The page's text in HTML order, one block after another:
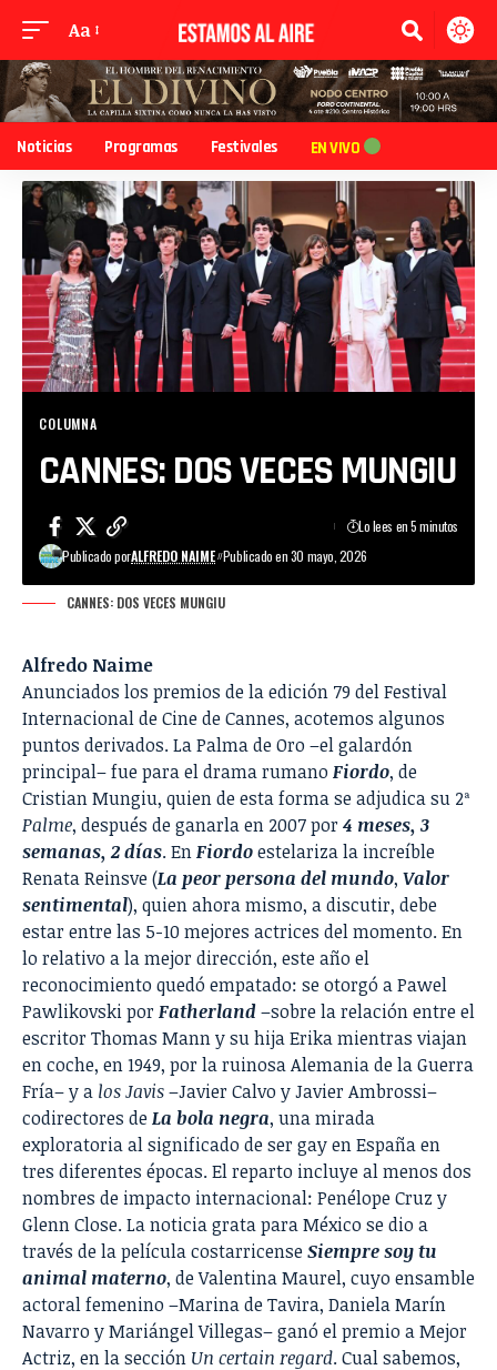
Aa
Noticias Programas Festivales EN VIVO
COLUMNA
CANNES: DOS VECES MUNGIU
Publicado porALFREDO NAIME Publicado en 30 mayo, 2026
Lo lees en 5 minutos
CANNES: DOS VECES MUNGIU
Alfredo Naime
Anunciados los premios de la edición 79 del Festival
Internacional de Cine de Cannes, acotemos algunos
puntos derivados. La Palma de Oro –el galardón
principal– fue para el drama rumano Fiordo, de
Cristian Mungiu, quien de esta forma se adjudica su 2ª
Palme, después de ganarla en 2007 por4 meses, 3
semanas, 2 días. EnFiordoestelariza la increíble
Renata Reinsve (La peor persona del mundo, Valor
sentimental), quien ahora mismo, a discutir, debe
estar entre las 5-10 mejores actrices del momento. En
lo relativo a la mejor dirección, este año el
reconocimiento quedó empatado: se otorgó a Pawel
Pawlikovski porFatherland–sobre la relación entre el
escritor Thomas Mann y su hija Erika mientras viajan
en coche, en 1949, por la ruinosa Alemania de la Guerra
Fría– y a los Javis–Javier Calvo y Javier Ambrossi–
codirectores deLa bola negra, una mirada
exploratoria al significado de ser gay en España en
tres diferentes épocas. El reparto incluye al menos dos
nombres de impacto internacional: Penélope Cruz y
Glenn Close. La noticia grata para México se dio a
través de la película costarricenseSiempre soy tu
animal materno, de Valentina Maurel, cuyo ensamble
actoral femenino –Marina de Tavira, Daniela Marín
Navarro y Mariángel Villegas– ganó el premio a Mejor
Actriz, en la sección Un certain regard. Cual sabemos,